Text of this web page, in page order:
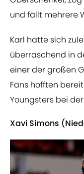
und fällt mehrere
Karl hatte sich
überraschend in
einer der großen
Fans hofften
Youngsters bei
Xavi Simons